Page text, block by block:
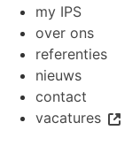
my IPS
over ons
referenties
nieuws
contact
vacatures